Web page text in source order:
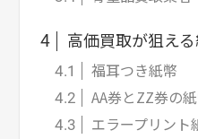
4 高価買取が狙え
4.1 福耳つき紙幣
4.2 AA券とZZ券の
4.3 エラープリント